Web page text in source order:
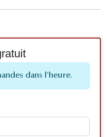
dans l'heure.